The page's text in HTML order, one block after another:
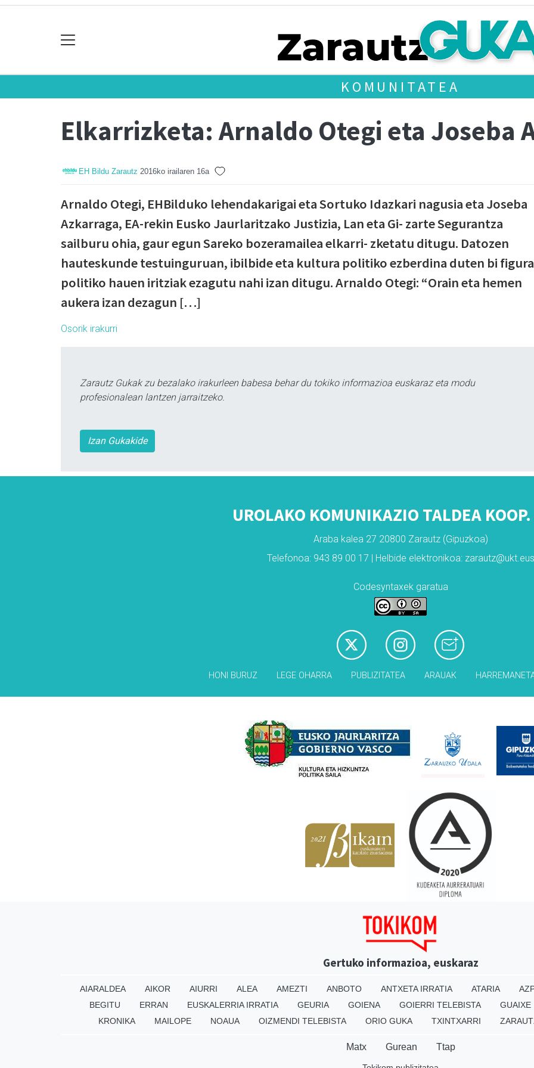
KOMUNITATEA
Elkarrizketa: Arnaldo Otegi eta Joseba
EH Bildu Zarautz 2016ko irailaren 16a
Arnaldo Otegi, EHBilduko lehendakarigai eta Sortuko Idazkari nagusia eta Joseba
Azkarraga, EA-rekin Eusko Jaurlaritzako Justizia, Lan eta Gi- zarte Segurantza
sailburu ohia, gaur egun Sareko bozeramailea elkarri- zketatu ditugu. Datozen
hauteskunde testuinguruan, ibilbide eta kultura politiko ezberdina duten bi figura
politiko hauen iritziak ezagutu nahi izan ditugu. Arnaldo Otegi: “Orain eta hemen
aukera izan dezagun […]
Osorik irakurri
Zarautz Gukak zu bezalako irakurleen babesa behar du tokiko informazioa euskaraz eta modu
profesionalean lantzen jarraitzeko.
Izan Gukakide
UROLAKO KOMUNIKAZIO TALDEA
Araba kalea 27 20800 Zarautz (Gipuzkoa)
Telefonoa: 943 89 00 17 | Helbide elektronikoa: zarautz@ukt.eus
Codesyntaxek garatua
HONI BURUZ LEGE OHARRA PUBLIZITATEA ARAUAK
Gertuko informazioa, euskaraz
AIARALDEA AIKOR AIURRI ALEA AMEZTI ANBOTO ANTXETA IRRATIA ATARIA
BEGITU
ERRAN EUSKALERRIA IRRATIA GEURIA GOIENA GOIERRI TELEBISTA
GUAIXE
KRONIKA
MAILOPE NOAUA OIZMENDI TELEBISTA ORIO GUKA TXINTXARRI
Matx Gurean Ttap